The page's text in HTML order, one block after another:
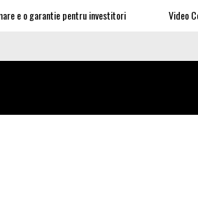
o garantie pentru investitori Video Cea